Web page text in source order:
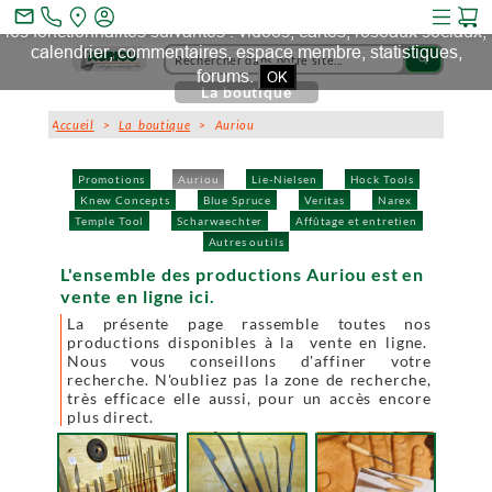
search
Promotions Auriou Lie-Nielsen
Hock Tools
Knew Concepts
Blue Spruce Veritas
Narex
Temple Tool
Scharwaechter
Affûtage et entretien
Autres outils
La boutique
Accueil >La boutique > Auriou
L'ensemble des productions Auriou est en
vente en ligne ici.
La présente page rassemble toutes nos
productions disponibles à la vente en ligne.
Nous vous conseillons d'affiner votre
recherche. N'oubliez pas la zone de recherche,
très efficace elle aussi, pour un accès encore
plus direct.
mail_outline
Ce site et des sites tiers qu'il utilise collectent des cookies pour
les fonctionnalités suivantes : vidéos, cartes, réseaux sociaux,
calendrier, commentaires, espace membre, statistiques,
forums. OK